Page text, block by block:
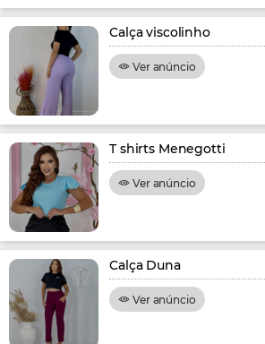
Calça viscolinho
Ver anúncio
T shirts Menegotti
Ver anúncio
Calça Duna
Ver anúncio